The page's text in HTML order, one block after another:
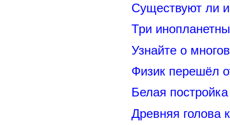
Существуют ли
Три
Узнайте о
Физик перешёл
Белая
Древняя голова